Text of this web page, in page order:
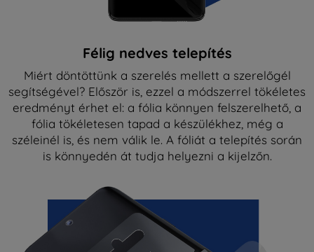
Félig nedves telepítés
Miért döntöttünk a szerelés mellett a szerelőgél
segítségével? Először is, ezzel a módszerrel tökéletes
eredményt érhet el: a fólia könnyen felszerelhető, a
fólia tökéletesen tapad a készülékhez, még a
széleinél is, és nem válik le. A fóliát a telepítés során
is könnyedén át tudja helyezni a kijelzőn.